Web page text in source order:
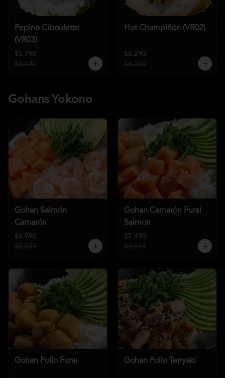
Pepino Ciboulette
(VR03)
$5.790
$6.040
Hot Champiñón (VR02)
$6.290
$6.260
Gohans Yokono
Gohan Salmón
Camarón
$6.990
$8.039
Gohan Camarón Furai
Salmon
$7.490
$8.614
Gohan Pollo Furai Gohan Pollo Teriyaki